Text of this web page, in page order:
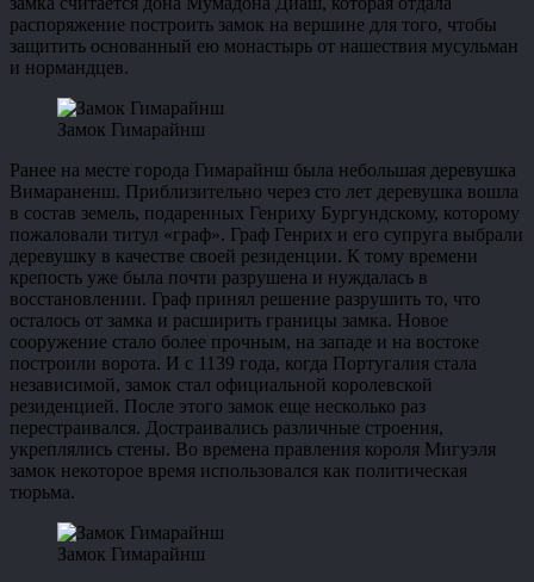
распоряжение построить замок на вершине для того, чтобы
защитить основанный ею монастырь от нашествия мусульман
и нормандцев.
Замок Гимарайнш
Ранее на месте города Гимарайнш была небольшая деревушка
Вимараненш. Приблизительно через сто лет деревушка вошла
в состав земель, подаренных Генриху Бургундскому, которому
пожаловали титул «граф». Граф Генрих и его супруга выбрали
деревушку в качестве своей резиденции. К тому времени
крепость уже была почти разрушена и нуждалась в
восстановлении. Граф принял решение разрушить то, что
осталось от замка и расширить границы замка. Новое
сооружение стало более прочным, на западе и на востоке
построили ворота. И с 1139 года, когда Португалия стала
независимой, замок стал официальной королевской
резиденцией. После этого замок еще несколько раз
перестраивался. Достраивались различные строения,
укреплялись стены. Во времена правления короля Мигуэля
замок некоторое время использовался как политическая
тюрьма.
Замок Гимарайнш